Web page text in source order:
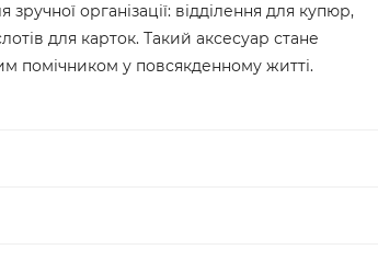
організації: відділення для купюр,
для карток. Такий аксесуар стане
помічником у повсякденному житті.